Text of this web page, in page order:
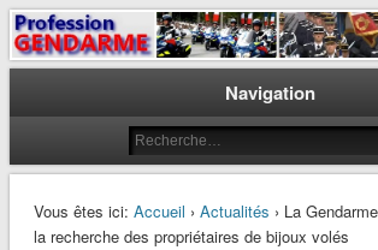
Profession Gendarme
Le journal des gendarmes
Navigation
Vous êtes ici: Accueil › Actualités › La
la recherche des propriétaires de bijoux volés